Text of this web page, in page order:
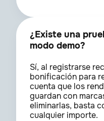
¿Existe una
modo demo?
Sí, al registrarse
bonificación para
cuenta que los
guardan con
eliminarlas, basta
cualquier importe.